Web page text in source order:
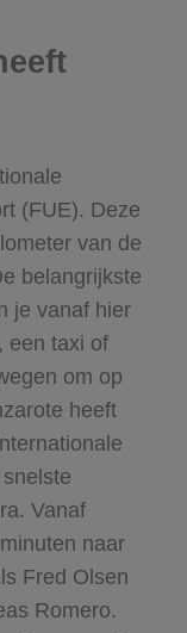
(FUE). Deze
van de
belangrijkste
je vanaf hier
een taxi of
om op
heeft
Vanaf
naar
Fred Olsen
Romero.